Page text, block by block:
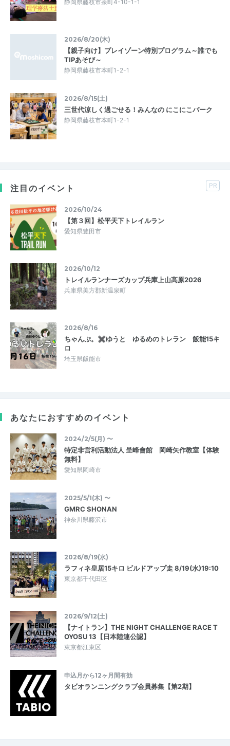
静岡県藤枝市茶町4-10-1-1
2026/8/20(木)
【親子向け】プレイゾーン特別プログラム～誰でも
TIPあそび～
静岡県藤枝市本町1-2-1
2026/8/15(土)
三世代涼しく過ごせる！みんなの にこにこパーク
静岡県藤枝市本町1-2-1
注目のイベント PR
2026/10/24
【第３回】松平天下トレイルラン
愛知県豊田市
2026/10/12
トレイルランナーズカップ兵庫上山高原2026
兵庫県美方郡新温泉町
2026/8/16
ちゃんぷ。✖ゆうと ゆるめのトレラン 飯能15キ
ロ
埼玉県飯能市
あなたにおすすめのイベント
2024/2/5(月) 〜
特定非営利活動法人 呈峰會館 岡崎矢作教室【体験
無料】
愛知県岡崎市
2025/5/1(木) 〜
GMRC SHONAN
神奈川県藤沢市
2026/8/19(水)
ラフィネ皇居15キロ ビルドアップ走 8/19(水)19:10
東京都千代田区
2026/9/12(土)
【ナイトラン】THE NIGHT CHALLENGE RACE T
OYOSU 13【日本陸連公認】
東京都江東区
申込月から12ヶ月間有効
タビオランニングクラブ会員募集【第2期】